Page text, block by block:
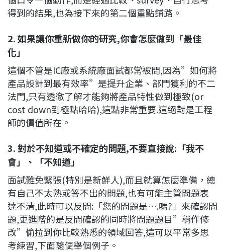
得到的結果,也為接下來的第二個重點鋪路。
2. 如果讓你重新做你的研究,你會怎麼做到「最佳
化」
這個不管是IC廠或系統廠面試都常被問,因為”如何將
產品設計到最有效率”是提升企業、部門獲利的不二
法門,只有透徹了解才能夠將產品特性做到極致(or
cost down到極點哈哈),這點非常重要.這絕對是工程
師的價值所在。
3. 對於不知道或不確定的問題,不要直接說:「我不
會」、「不知道」
面試難免緊張(特別是新鮮人),而且就算怎麼準備，總
有自己不太熟或答不出的問題,也有可能主管問題表
達不清,此時可以反問:「您的問題是….嗎?」來確認問
題,更進階的是反問確認的同時將問題題目”稍作修
改”偷拉到你比較熟悉的領域回答,這可以平常多思
考練習,下面隨便舉個例子。